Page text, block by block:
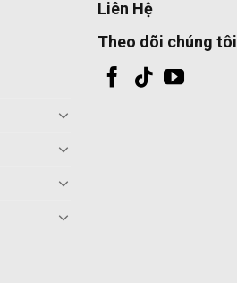
Liên Hệ
Theo dõi chúng tôi